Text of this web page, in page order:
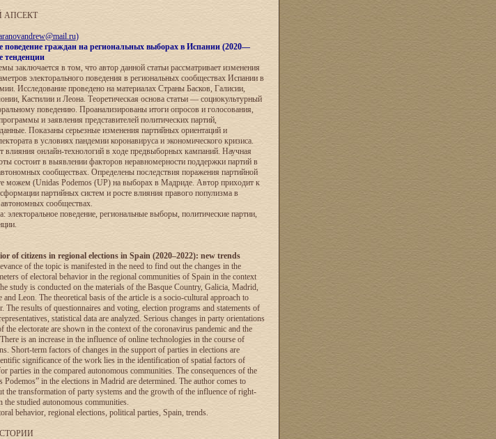
АПСЕКТ
)
поведение граждан на региональных выборах в Испании (2020—
тенденции
заключается в том, что автор данной статьи рассматривает изменения
электорального поведения в региональных сообществах Испании в
Исследование проведено на материалах Страны Басков, Галисии,
Кастилии и Леона. Теоретическая основа статьи — социокультурный
поведению. Проанализированы итоги опросов и голосования,
и заявления представителей политических партий,
данные. Показаны серьезные изменения партийных ориентаций и
в условиях пандемии коронавируса и экономического кризиса.
влияния онлайн-технологий в ходе предвыборных кампаний. Научная
состоит в выявлении факторов неравномерности поддержки партий в
сообществах. Определены последствия поражения партийной
можем (Unidas Podemos (UP) на выборах в Мадриде. Автор приходит к
партийных систем и росте влияния правого популизма в
сообществах.
электоральное поведение, региональные выборы, политические партии,
of citizens in regional elections in Spain (2020–2022): new trends
of the topic is manifested in the need to find out the changes in the
of electoral behavior in the regional communities of Spain in the context
study is conducted on the materials of the Basque Country, Galicia, Madrid,
and Leon. The theoretical basis of the article is a socio-cultural approach to
The results of questionnaires and voting, election programs and statements of
statistical data are analyzed. Serious changes in party orientations
the electorate are shown in the context of the coronavirus pandemic and the
is an increase in the influence of online technologies in the course of
Short-term factors of changes in the support of parties in elections are
significance of the work lies in the identification of spatial factors of
parties in the compared autonomous communities. The consequences of the
Podemos” in the elections in Madrid are determined. The author comes to
the transformation of party systems and the growth of the influence of right-
studied autonomous communities.
behavior, regional elections, political parties, Spain, trends.